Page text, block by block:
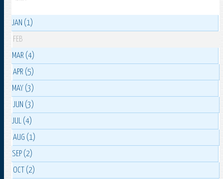
JAN (1)
FEB
MAR (4)
APR (5)
MAY (3)
JUN (3)
JUL (4)
AUG (1)
SEP (2)
OCT (2)